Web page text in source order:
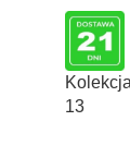
13